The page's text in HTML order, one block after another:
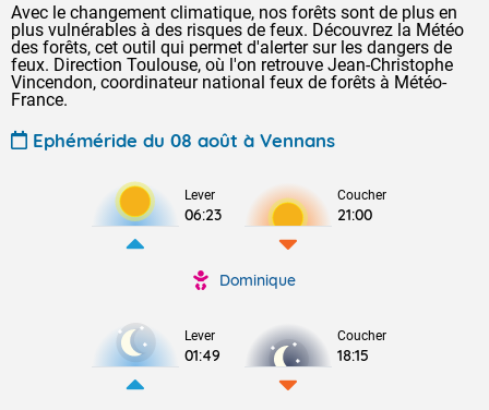
Avec le changement climatique, nos forêts sont de plus en
plus vulnérables à des risques de feux. Découvrez la Météo
des forêts, cet outil qui permet d'alerter sur les dangers de
feux. Direction Toulouse, où l'on retrouve Jean-Christophe
Vincendon, coordinateur national feux de forêts à Météo-
France.
Ephéméride du 08 août à Vennans
Lever
06:23
Coucher
21:00
Dominique
Lever
01:49
Coucher
18:15